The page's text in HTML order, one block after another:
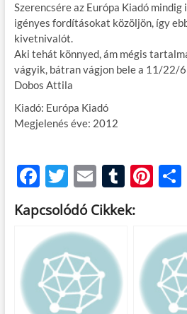
Szerencsére az Európa Kiadó
igényes fordításokat közöljön, így
kivetnivalót.
Aki tehát könnyed, ám mégis
vágyik, bátran vágjon bele a 11/22/
Dobos Attila
Kiadó: Európa Kiadó
Megjelenés éve: 2012
F
ac
e
b
o
o
T
w
itt
er
E
m
ail
T
u
m
Pi
es
O
Kapcsolódó Cikkek: